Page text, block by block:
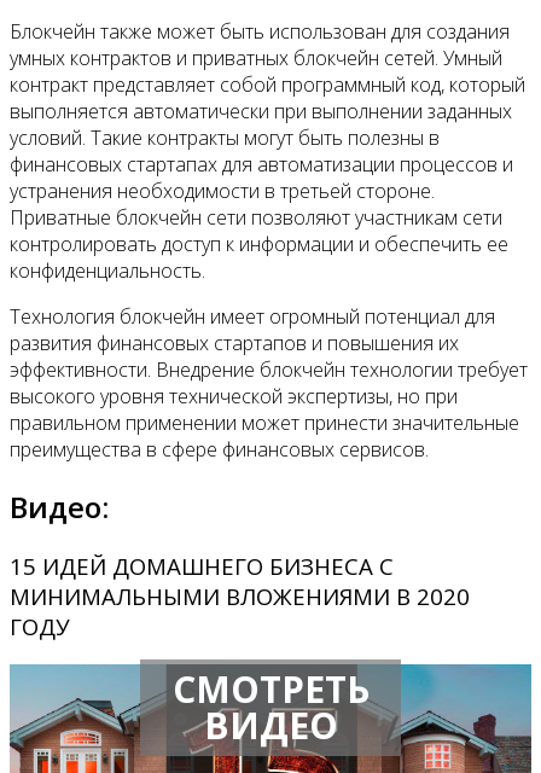
Блокчейн также может быть использован для создания
умных контрактов и приватных блокчейн сетей. Умный
контракт представляет собой программный код, который
выполняется автоматически при выполнении заданных
условий. Такие контракты могут быть полезны в
финансовых стартапах для автоматизации процессов и
устранения необходимости в третьей стороне.
Приватные блокчейн сети позволяют участникам сети
контролировать доступ к информации и обеспечить ее
конфиденциальность.
Технология блокчейн имеет огромный потенциал для
развития финансовых стартапов и повышения их
эффективности. Внедрение блокчейн технологии требует
высокого уровня технической экспертизы, но при
правильном применении может принести значительные
преимущества в сфере финансовых сервисов.
Видео:
15 ИДЕЙ ДОМАШНЕГО БИЗНЕСА С
МИНИМАЛЬНЫМИ ВЛОЖЕНИЯМИ В 2020
ГОДУ
СМОТРЕТЬ
ВИДЕО